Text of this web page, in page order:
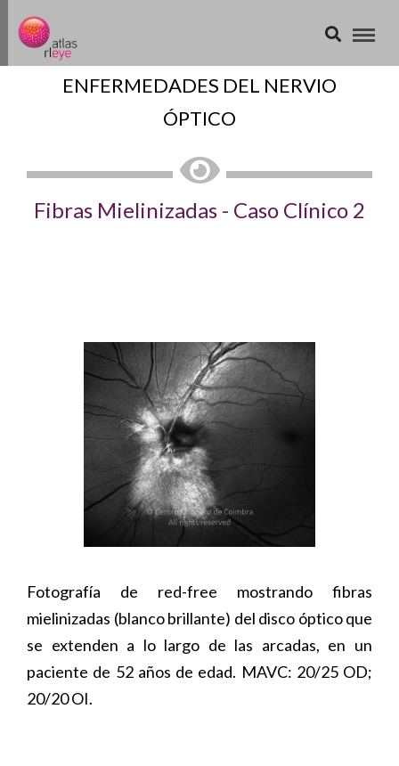
ENFERMEDADES DEL NERVIO
ÓPTICO
Fibras Mielinizadas - Caso Clínico 2
Fotografía de red-free mostrando fibras
mielinizadas (blanco brillante) del disco óptico que
se extenden a lo largo de las arcadas, en un
paciente de 52 años de edad. MAVC: 20/25 OD;
20/20 OI.